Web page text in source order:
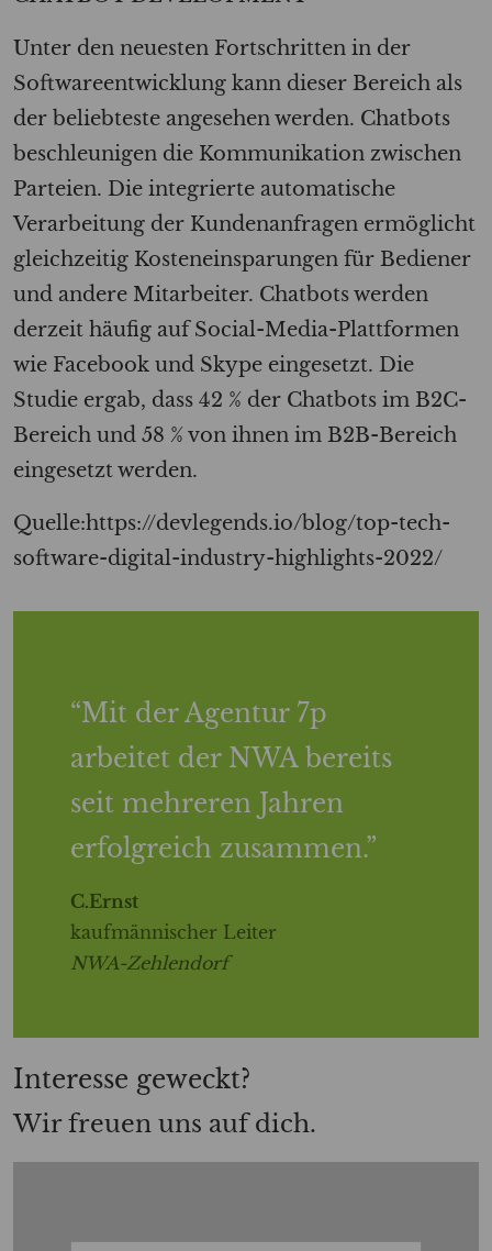
Unter den neuesten Fortschritten in der
Softwareentwicklung kann dieser Bereich als
der beliebteste angesehen werden. Chatbots
beschleunigen die Kommunikation zwischen
Parteien. Die integrierte automatische
Verarbeitung der Kundenanfragen ermöglicht
gleichzeitig Kosteneinsparungen für Bediener
und andere Mitarbeiter. Chatbots werden
derzeit häufig auf Social-Media-Plattformen
wie Facebook und Skype eingesetzt. Die
Studie ergab, dass 42 % der Chatbots im B2C-
Bereich und 58 % von ihnen im B2B-Bereich
eingesetzt werden.
Quelle:https://devlegends.io/blog/top-tech-
software-digital-industry-highlights-2022/
Mit der Agentur 7p
arbeitet der NWA bereits
seit mehreren Jahren
erfolgreich zusammen.
C.Ernst
kaufmännischer Leiter
NWA-Zehlendorf
Interesse geweckt?
Wir freuen uns auf dich.